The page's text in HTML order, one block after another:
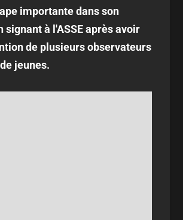
importante dans son
signant à l'ASSE après avoir
de plusieurs observateurs
jeunes.